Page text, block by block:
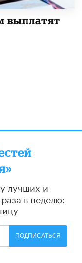
выплатят
лучших и
в неделю:
ПОДПИСАТЬСЯ